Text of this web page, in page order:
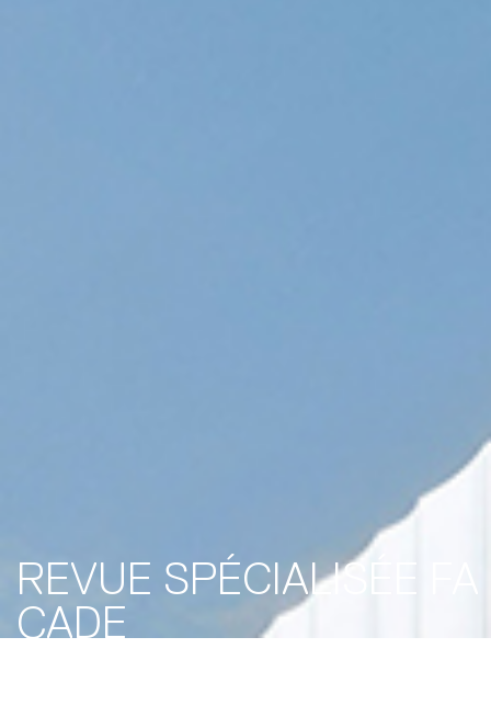
REVUE SPÉCIALISÉE FA
ÇADE